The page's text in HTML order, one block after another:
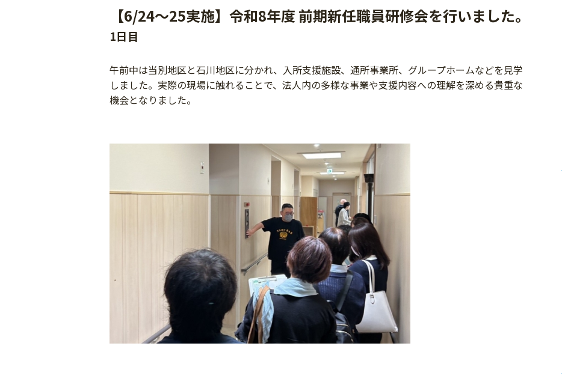
【6/24～25実施】令和8年度 前期新任職員研修会を行いました。
1日目
午前中は当別地区と石川地区に分かれ、入所支援施設、通所事業所、グループホームなどを見学
しました。実際の現場に触れることで、法人内の多様な事業や支援内容への理解を深める貴重な
機会となりました。